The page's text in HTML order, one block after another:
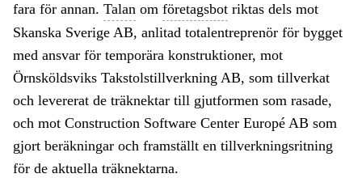
fara för annan. Talan om företagsbot riktas dels mot
Skanska Sverige AB, anlitad totalentreprenör för bygget
med ansvar för temporära konstruktioner, mot
Örnsköldsviks Takstolstillverkning AB, som tillverkat
och levererat de träknektar till gjutformen som rasade,
och mot Construction Software Center Europé AB som
gjort beräkningar och framställt en tillverkningsritning
för de aktuella träknektarna.